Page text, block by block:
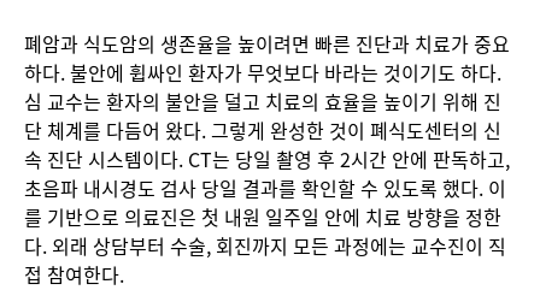
폐암과 식도암의 생존율을 높이려면 빠른 진단과 치료가 중요
하다. 불안에 휩싸인 환자가 무엇보다 바라는 것이기도 하다.
심 교수는 환자의 불안을 덜고 치료의 효율을 높이기 위해 진
단 체계를 다듬어 왔다. 그렇게 완성한 것이 폐식도센터의 신
속 진단 시스템이다. CT는 당일 촬영 후 2시간 안에 판독하고,
초음파 내시경도 검사 당일 결과를 확인할 수 있도록 했다. 이
를 기반으로 의료진은 첫 내원 일주일 안에 치료 방향을 정한
다. 외래 상담부터 수술, 회진까지 모든 과정에는 교수진이 직
접 참여한다.